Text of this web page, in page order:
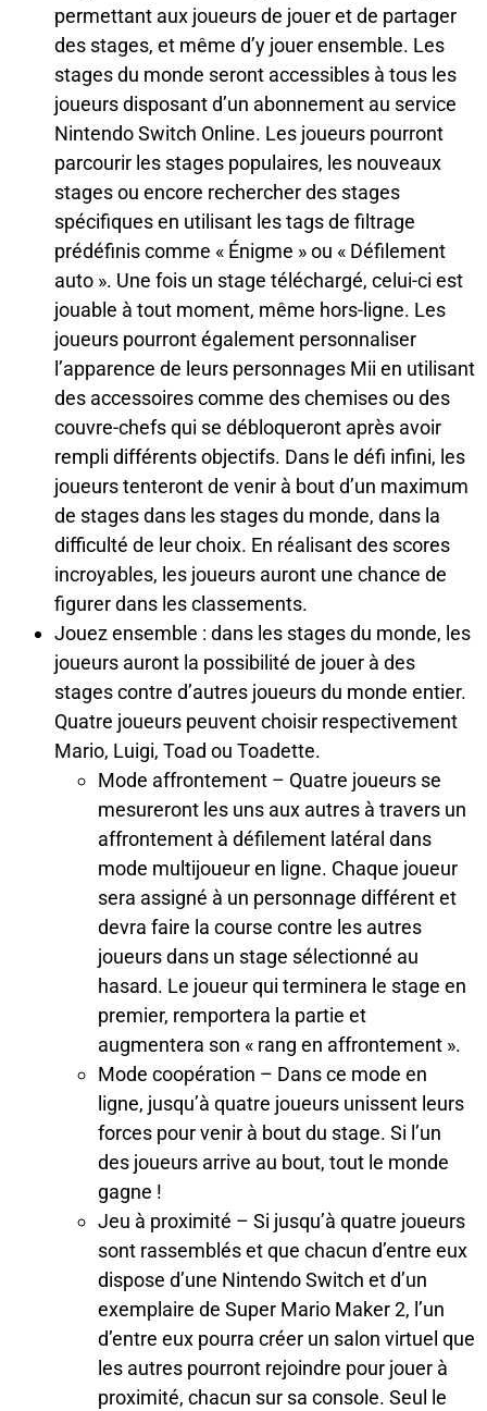
permettant aux joueurs de jouer et de partager
des stages, et même d’y jouer ensemble. Les
stages du monde seront accessibles à tous les
joueurs disposant d’un abonnement au service
Nintendo Switch Online. Les joueurs pourront
parcourir les stages populaires, les nouveaux
stages ou encore rechercher des stages
spécifiques en utilisant les tags de filtrage
prédéfinis comme « Énigme » ou « Défilement
auto ». Une fois un stage téléchargé, celui-ci est
jouable à tout moment, même hors-ligne. Les
joueurs pourront également personnaliser
l’apparence de leurs personnages Mii en utilisant
des accessoires comme des chemises ou des
couvre-chefs qui se débloqueront après avoir
rempli différents objectifs. Dans le défi infini, les
joueurs tenteront de venir à bout d’un maximum
de stages dans les stages du monde, dans la
difficulté de leur choix. En réalisant des scores
incroyables, les joueurs auront une chance de
figurer dans les classements.
Jouez ensemble : dans les stages du monde, les
joueurs auront la possibilité de jouer à des
stages contre d’autres joueurs du monde entier.
Quatre joueurs peuvent choisir respectivement
Mario, Luigi, Toad ou Toadette.
Mode affrontement – Quatre joueurs se
mesureront les uns aux autres à travers un
affrontement à défilement latéral dans
mode multijoueur en ligne. Chaque joueur
sera assigné à un personnage différent et
devra faire la course contre les autres
joueurs dans un stage sélectionné au
hasard. Le joueur qui terminera le stage en
premier, remportera la partie et
augmentera son « rang en affrontement ».
Mode coopération – Dans ce mode en
ligne, jusqu’à quatre joueurs unissent leurs
forces pour venir à bout du stage. Si l’un
des joueurs arrive au bout, tout le monde
gagne !
Jeu à proximité – Si jusqu’à quatre joueurs
sont rassemblés et que chacun d’entre eux
dispose d’une Nintendo Switch et d’un
exemplaire de Super Mario Maker 2, l’un
d’entre eux pourra créer un salon virtuel que
les autres pourront rejoindre pour jouer à
proximité, chacun sur sa console. Seul le